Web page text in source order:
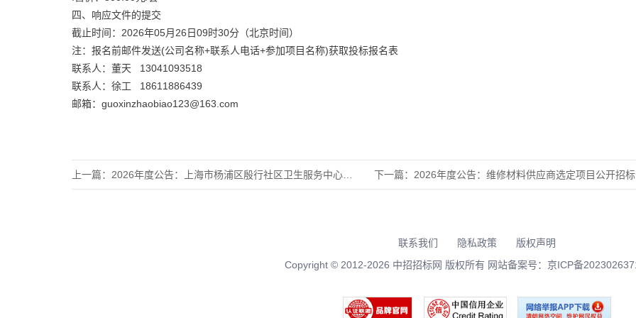
四、响应文件的提交
截止时间：2026年05月26日09时30分（北京时间）
注：报名前邮件发送(公司名称+联系人电话+参加项目名称)获取投标报名表
联系人：董天 13041093518
联系人：徐工 18611886439
邮箱：guoxinzhaobiao123@163.com
上一篇： 2026年度公告：上海市杨浦区殷行社区卫生服务中心2026年 下一篇： 2026年度公告：维修材料供应商选定项目公开招
联系我们 隐私政策
版权声明
Copyright © 2012-2026 中招招标网 版权所有 网站备案号： 京ICP备